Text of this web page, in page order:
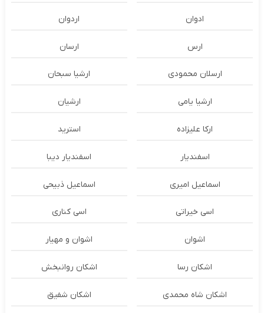
ادوان اردوان
ارس ارسان
ارسلان محمودی ارشیا سبحان
ارشیا یامی ارشیان
ارکا علیزاده استرید
اسفندیار اسفندیار دیبا
اسماعیل امیری اسماعیل ذبیحی
اسی خیراتی اسی کناری
اشوان اشوان و مهیار
اشکان رسا اشکان روانبخش
اشکان شاه محمدی اشکان شفیق